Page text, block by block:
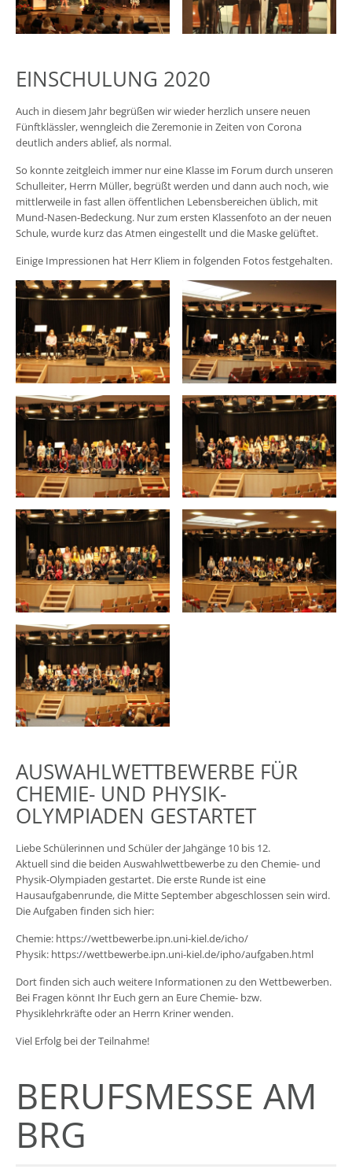
EINSCHULUNG 2020
Auch in diesem Jahr begrüßen wir wieder herzlich unsere neuen
Fünftklässler, wenngleich die Zeremonie in Zeiten von Corona
deutlich anders ablief, als normal.
So konnte zeitgleich immer nur eine Klasse im Forum durch unseren
Schulleiter, Herrn Müller, begrüßt werden und dann auch noch, wie
mittlerweile in fast allen öffentlichen Lebensbereichen üblich, mit
Mund-Nasen-Bedeckung. Nur zum ersten Klassenfoto an der neuen
Schule, wurde kurz das Atmen eingestellt und die Maske gelüftet.
Einige Impressionen hat Herr Kliem in folgenden Fotos festgehalten.
AUSWAHLWETTBEWERBE FÜR
CHEMIE- UND PHYSIK-
OLYMPIADEN GESTARTET
Liebe Schülerinnen und Schüler der Jahgänge 10 bis 12.
Aktuell sind die beiden Auswahlwettbewerbe zu den Chemie- und
Physik-Olympiaden gestartet. Die erste Runde ist eine
Hausaufgabenrunde, die Mitte September abgeschlossen sein wird.
Die Aufgaben finden sich hier:
Chemie: https://wettbewerbe.ipn.uni-kiel.de/icho/
Physik: https://wettbewerbe.ipn.uni-kiel.de/ipho/aufgaben.html
Dort finden sich auch weitere Informationen zu den Wettbewerben.
Bei Fragen könnt Ihr Euch gern an Eure Chemie- bzw.
Physiklehrkräfte oder an Herrn Kriner wenden.
Viel Erfolg bei der Teilnahme!
BERUFSMESSE AM
BRG